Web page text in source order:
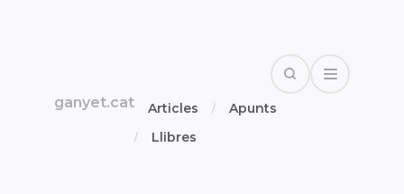
ganyet.cat Articles
Apunts
Llibres
SearchOpen